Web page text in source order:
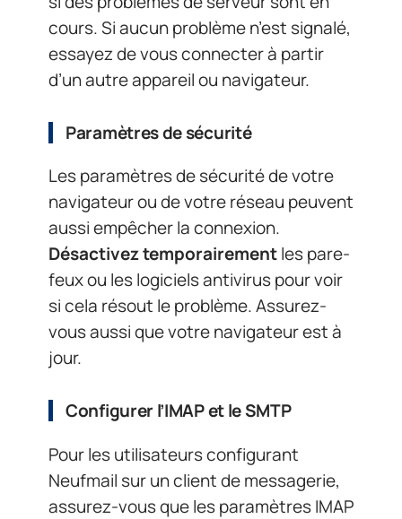
cours. Si aucun problème n’est signalé,
essayez de vous connecter à partir
d’un autre appareil ou navigateur.
Paramètres de sécurité
Les paramètres de sécurité de votre
navigateur ou de votre réseau peuvent
aussi empêcher la connexion.
Désactivez temporairementles pare-
feux ou les logiciels antivirus pour voir
si cela résout le problème. Assurez-
vous aussi que votre navigateur est à
jour.
Configurer l’IMAP et le SMTP
Pour les utilisateurs configurant
Neufmail sur un client de messagerie,
assurez-vous que les paramètres IMAP